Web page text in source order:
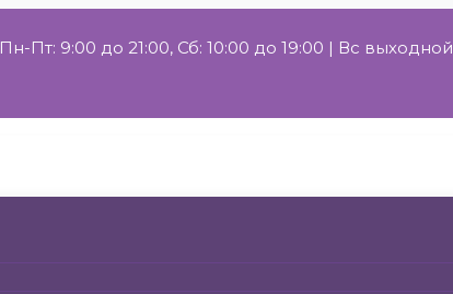
Пн-Пт: 9:00 до 21:00, Сб: 10:00 до 19:00 | Вс выходной